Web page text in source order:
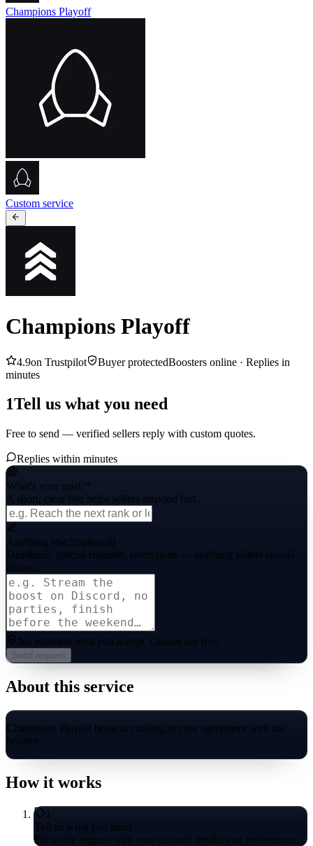
Champions Playoff
Custom service
Champions Playoff
4.9on Trustpilot Buyer protectedBoosters online · Replies in
minutes
1Tell us what you need
Free to send — verified sellers reply with custom quotes.
Replies within minutes
What's your goal?*
A short, clear title helps sellers respond fast.
Anything else?(optional)
Deadlines, special requests, restrictions — anything sellers should
know.
No payment until you accept. Quotes are free.
Send request
About this service
Champions Playoff boost according to your agreement with the
booster.
How it works
1
Tell us what you need
Fill in the request with your account details and preferences.